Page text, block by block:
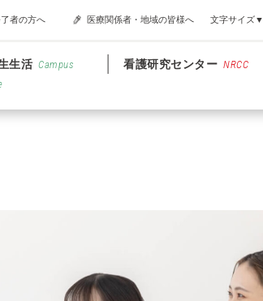
者の方へ 医療関係者・地域の皆様へ 文字サイズ▼
生活 Campus
看護研究センター NRCC